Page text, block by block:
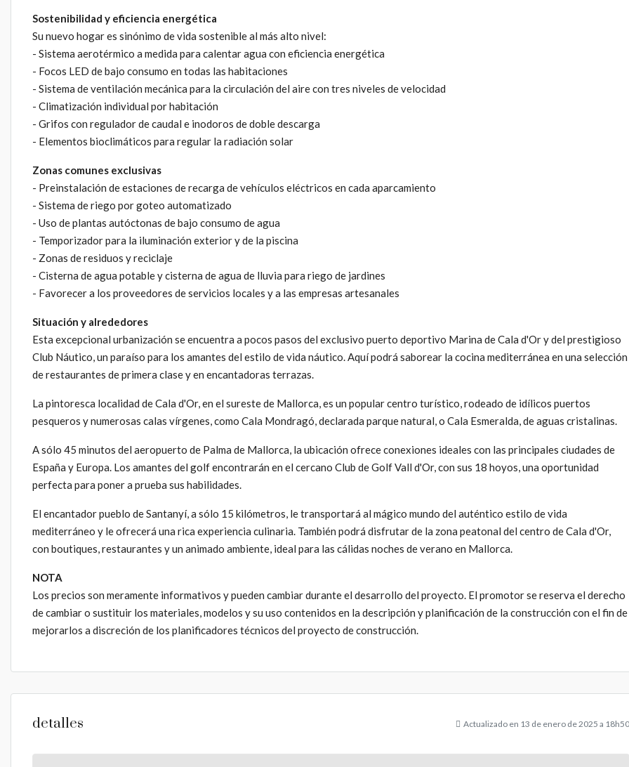
Sostenibilidad y eficiencia energética
Su nuevo hogar es sinónimo de vida sostenible al más alto nivel:
- Sistema aerotérmico a medida para calentar agua con eficiencia energética
- Focos LED de bajo consumo en todas las habitaciones
- Sistema de ventilación mecánica para la circulación del aire con tres niveles de velocidad
- Climatización individual por habitación
- Grifos con regulador de caudal e inodoros de doble descarga
- Elementos bioclimáticos para regular la radiación solar
Zonas comunes exclusivas
- Preinstalación de estaciones de recarga de vehículos eléctricos en cada aparcamiento
- Sistema de riego por goteo automatizado
- Uso de plantas autóctonas de bajo consumo de agua
- Temporizador para la iluminación exterior y de la piscina
- Zonas de residuos y reciclaje
- Cisterna de agua potable y cisterna de agua de lluvia para riego de jardines
- Favorecer a los proveedores de servicios locales y a las empresas artesanales
Situación y alrededores
Esta excepcional urbanización se encuentra a pocos pasos del exclusivo puerto deportivo Marina de Cala d'Or y del prestigioso
Club Náutico, un paraíso para los amantes del estilo de vida náutico. Aquí podrá saborear la cocina mediterránea en una selección
de restaurantes de primera clase y en encantadoras terrazas.
La pintoresca localidad de Cala d'Or, en el sureste de Mallorca, es un popular centro turístico, rodeado de idílicos puertos
pesqueros y numerosas calas vírgenes, como Cala Mondragó, declarada parque natural, o Cala Esmeralda, de aguas cristalinas.
A sólo 45 minutos del aeropuerto de Palma de Mallorca, la ubicación ofrece conexiones ideales con las principales ciudades de
España y Europa. Los amantes del golf encontrarán en el cercano Club de Golf Vall d'Or, con sus 18 hoyos, una oportunidad
perfecta para poner a prueba sus habilidades.
El encantador pueblo de Santanyí, a sólo 15 kilómetros, le transportará al mágico mundo del auténtico estilo de vida
mediterráneo y le ofrecerá una rica experiencia culinaria. También podrá disfrutar de la zona peatonal del centro de Cala d'Or,
con boutiques, restaurantes y un animado ambiente, ideal para las cálidas noches de verano en Mallorca.
NOTA
Los precios son meramente informativos y pueden cambiar durante el desarrollo del proyecto. El promotor se reserva el derecho
de cambiar o sustituir los materiales, modelos y su uso contenidos en la descripción y planificación de la construcción con el fin de
mejorarlos a discreción de los planificadores técnicos del proyecto de construcción.
detalles Actualizado en 13 de enero de 2025 a 18h50